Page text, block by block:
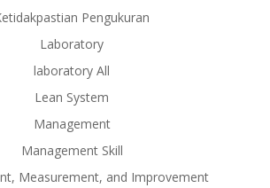
Pengukuran
Laboratory
laboratory All
Lean System
Management
Management Skill
Measurement, and Improvement